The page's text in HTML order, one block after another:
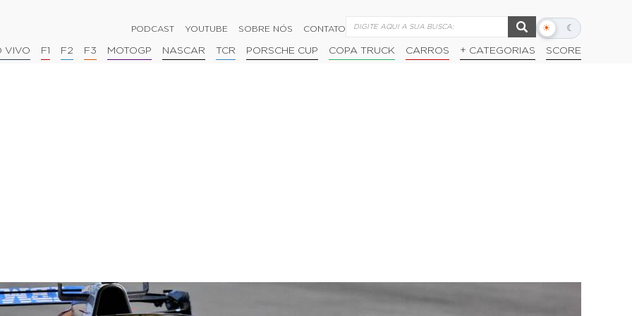
PODCAST YOUTUBE SOBRE NÓS CONTATO ☀ ☾
Alternar
escuro
VIVO F1 F2 F3 MOTOGP NASCAR TCR PORSCHE CUP COPA TRUCK CARROS + CATEGORIAS SCORE